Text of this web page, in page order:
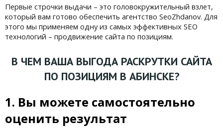
Первые строчки выдачи – это головокружительный взлет,
который вам готово обеспечить агентство SeoZhdanov. Для
этого мы применяем одну из самых эффективных SEO
технологий – продвижение сайта по позициям.
В ЧЕМ ВАША ВЫГОДА РАСКРУТКИ САЙТА
ПО ПОЗИЦИЯМ В АБИНСКЕ?
1. Вы можете самостоятельно
оценить результат